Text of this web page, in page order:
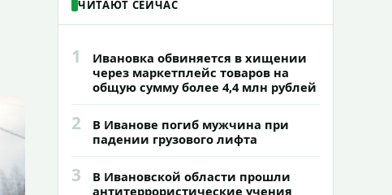
ЧИТАЮТ СЕЙЧАС
1
Ивановка обвиняется в хищении
через маркетплейс товаров на
общую сумму более 4,4 млн рублей
2
В Иванове погиб мужчина при
падении грузового лифта
3
В Ивановской области прошли
антитеррористические учения